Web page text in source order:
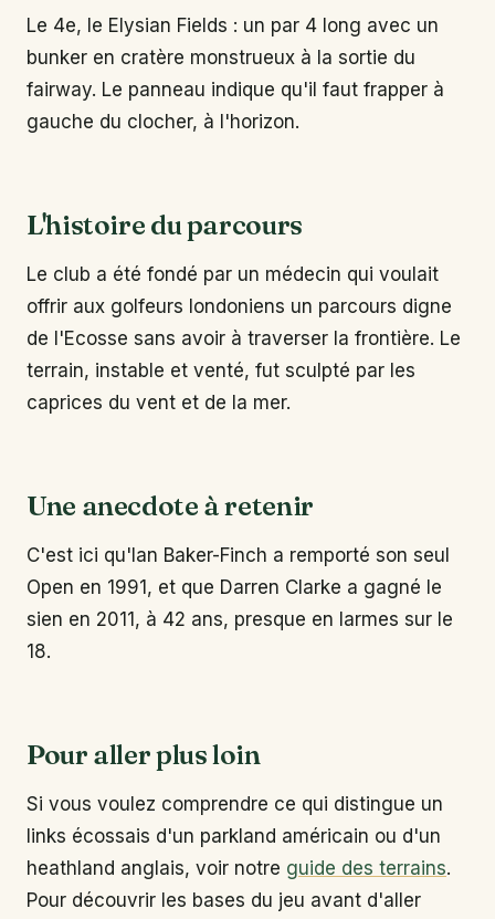
Le 4e, le Elysian Fields : un par 4 long avec un
bunker en cratère monstrueux à la sortie du
fairway. Le panneau indique qu'il faut frapper à
gauche du clocher, à l'horizon.
L'histoire du parcours
Le club a été fondé par un médecin qui voulait
offrir aux golfeurs londoniens un parcours digne
de l'Ecosse sans avoir à traverser la frontière. Le
terrain, instable et venté, fut sculpté par les
caprices du vent et de la mer.
Une anecdote à retenir
C'est ici qu'Ian Baker-Finch a remporté son seul
Open en 1991, et que Darren Clarke a gagné le
sien en 2011, à 42 ans, presque en larmes sur le
18.
Pour aller plus loin
Si vous voulez comprendre ce qui distingue un
links écossais d'un parkland américain ou d'un
heathland anglais, voir notre guide des terrains.
Pour découvrir les bases du jeu avant d'aller